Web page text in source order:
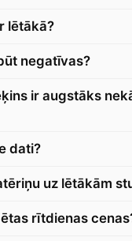
lētākā?
negatīvas?
ir augstāks
dati?
uz lētākām
rītdienas